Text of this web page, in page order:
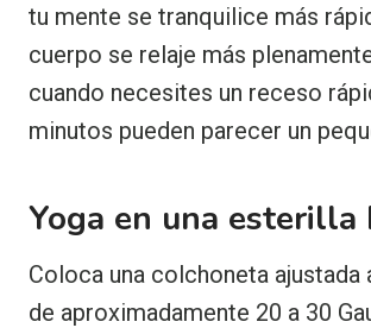
tu mente se tranquilice más
cuerpo se relaje más
cuando necesites un receso
minutos pueden parecer un
Yoga en una esterilla
Coloca una colchoneta ajustada
de aproximadamente 20 a 30